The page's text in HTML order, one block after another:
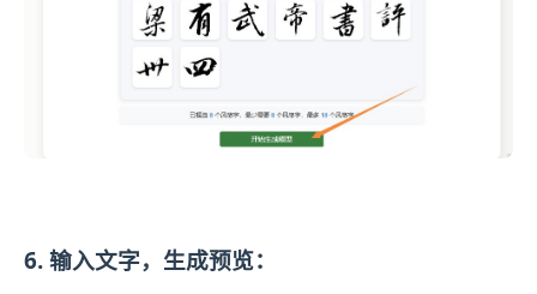
6. 输入文字，生成预览：